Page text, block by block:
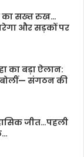
का सख्त रुख…
और सड़कों पर
का बड़ा ऐलान:
संगठन की
जीत…पहली